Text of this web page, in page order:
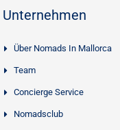
Unternehmen
Über Nomads In Mallorca
Team
Concierge Service
Nomadsclub